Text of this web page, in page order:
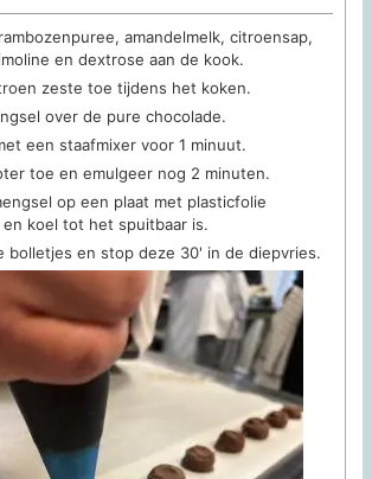
amandelmelk, citroensap,
en dextrose aan de kook.
zeste toe tijdens het koken.
over de pure chocolade.
een staafmixer voor 1 minuut.
toe en emulgeer nog 2 minuten.
op een plaat met plasticfolie
koel tot het spuitbaar is.
bolletjes en stop deze 30' in de diepvries.